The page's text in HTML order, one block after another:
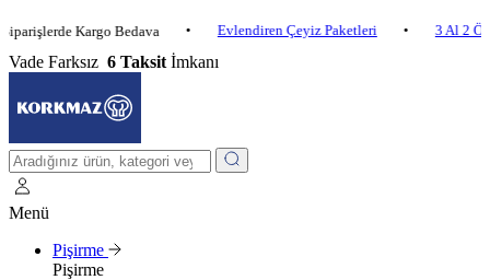
Kargo Bedava • Evlendiren Çeyiz Paketleri • 3 Al 2 Öde •
Vade Farksız 6 Taksit İmkanı
Menü
Pişirme
Pişirme